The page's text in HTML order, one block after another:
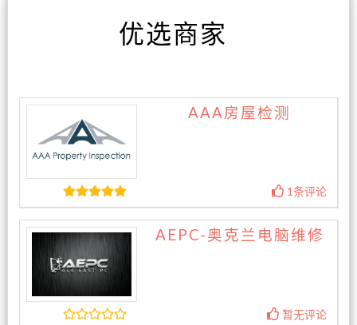
优选商家
AAA房屋检测
1条评论
AEPC-奥克兰电脑维修
暂无评论